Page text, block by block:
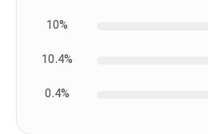
10%
10.4%
0.4%